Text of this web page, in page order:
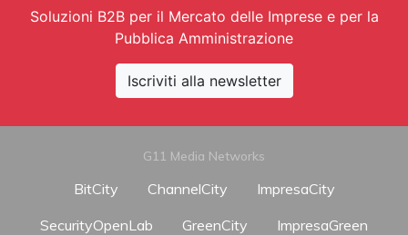
Soluzioni B2B per il Mercato delle Imprese e per la
Pubblica Amministrazione
Iscriviti alla newsletter
G11 Media Networks
BitCity ChannelCity
ImpresaCity
SecurityOpenLab
GreenCity
ImpresaGreen